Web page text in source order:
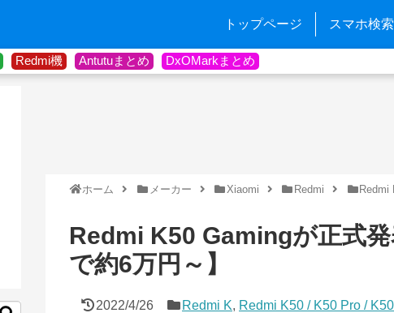
トップページ スマホ検索
Redmi機 Antutuまとめ DxOMarkまとめ
ホーム メーカー Xiaomi Redmi Redmi
Redmi K50 Gamingが正式
で約6万円～】
2022/4/26 Redmi K, Redmi K50 / K50 Pro /